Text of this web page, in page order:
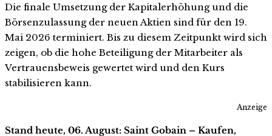
Die finale Umsetzung der Kapitalerhöhung und die
Börsenzulassung der neuen Aktien sind für den 19.
Mai 2026 terminiert. Bis zu diesem Zeitpunkt wird sich
zeigen, ob die hohe Beteiligung der Mitarbeiter als
Vertrauensbeweis gewertet wird und den Kurs
stabilisieren kann.
Anzeige
Stand heute, 06. August: Saint Gobain – Kaufen,